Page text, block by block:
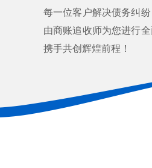
每一位客户解决债务纠
由商账追收师为您进行
携手共创辉煌前程！